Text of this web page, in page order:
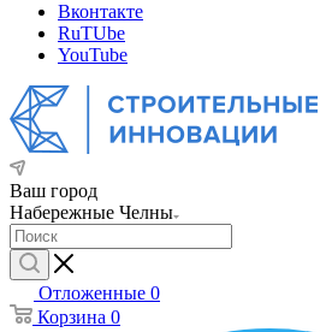
Вконтакте
RuTUbe
YouTube
Ваш город
Набережные Челны
Отложенные 0
Корзина 0